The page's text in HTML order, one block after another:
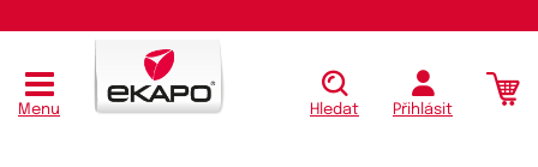
Menu Hledat Přihlásit